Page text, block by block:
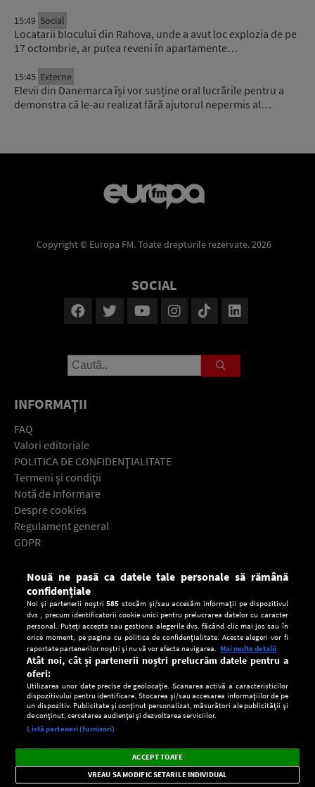
CONFIDENŢIALITATE
15:49 Social
Locatarii blocului din Rahova, unde a avut loc explozia de pe
17 octombrie, ar putea reveni în apartamente…
15:45 Externe
Elevii din Danemarca își vor susține oral lucrările pentru a
demonstra că le-au realizat fără ajutorul nepermis al…
Copyright © Europa FM. Toate drepturile rezervate. 2026
SOCIAL
INFORMAŢII
FAQ
Valori editoriale
POLITICA DE CONFIDENŢIALITATE
Termeni şi condiţii
Notă de Informare
Despre cookies
Regulament general
GDPR
Descarcă gratuit aplicaţia Europa FM pentru smartphone:
Setări:
Dark
Mode
Radio live, podcasturi, știri și alerte
importante.
×
Nouă ne pasă ca datele tale personale să rămână
confidențiale
Noi și partenerii noștri585 stocăm și/sau accesăm informații pe dispozitivul
dvs., precum identificatorii cookie unici pentru prelucrarea datelor cu caracter
personal. Puteți accepta sau gestiona alegerile dvs. făcând clic mai jos sau în
orice moment, pe pagina cu politica de confidențialitate. Aceste alegeri vor fi
raportate partenerilor noștri și nu vă vor afecta navigarea. Mai multe detalii
Atât noi, cât și partenerii noștri prelucrăm datele pentru a
oferi:
Utilizarea unor date precise de geolocație. Scanarea activă a caracteristicilor
dispozitivului pentru identificare. Stocarea și/sau accesarea informațiilor de pe
un dispozitiv. Publicitate și conținut personalizat, măsurători ale publicității și
de conținut, cercetarea audienței și dezvoltarea serviciilor.
Listă parteneri (furnizori)
ACCEPT TOATE
VREAU SA MODIFIC SETARILE INDIVIDUAL